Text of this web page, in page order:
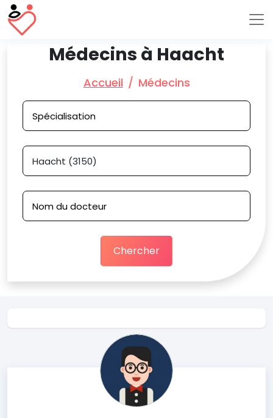
Médecins à Haacht
Accueil Médecins
Chercher